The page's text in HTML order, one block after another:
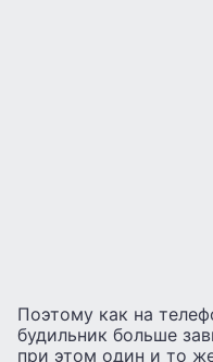
Поэтому как на
будильник больше
при этом один и то